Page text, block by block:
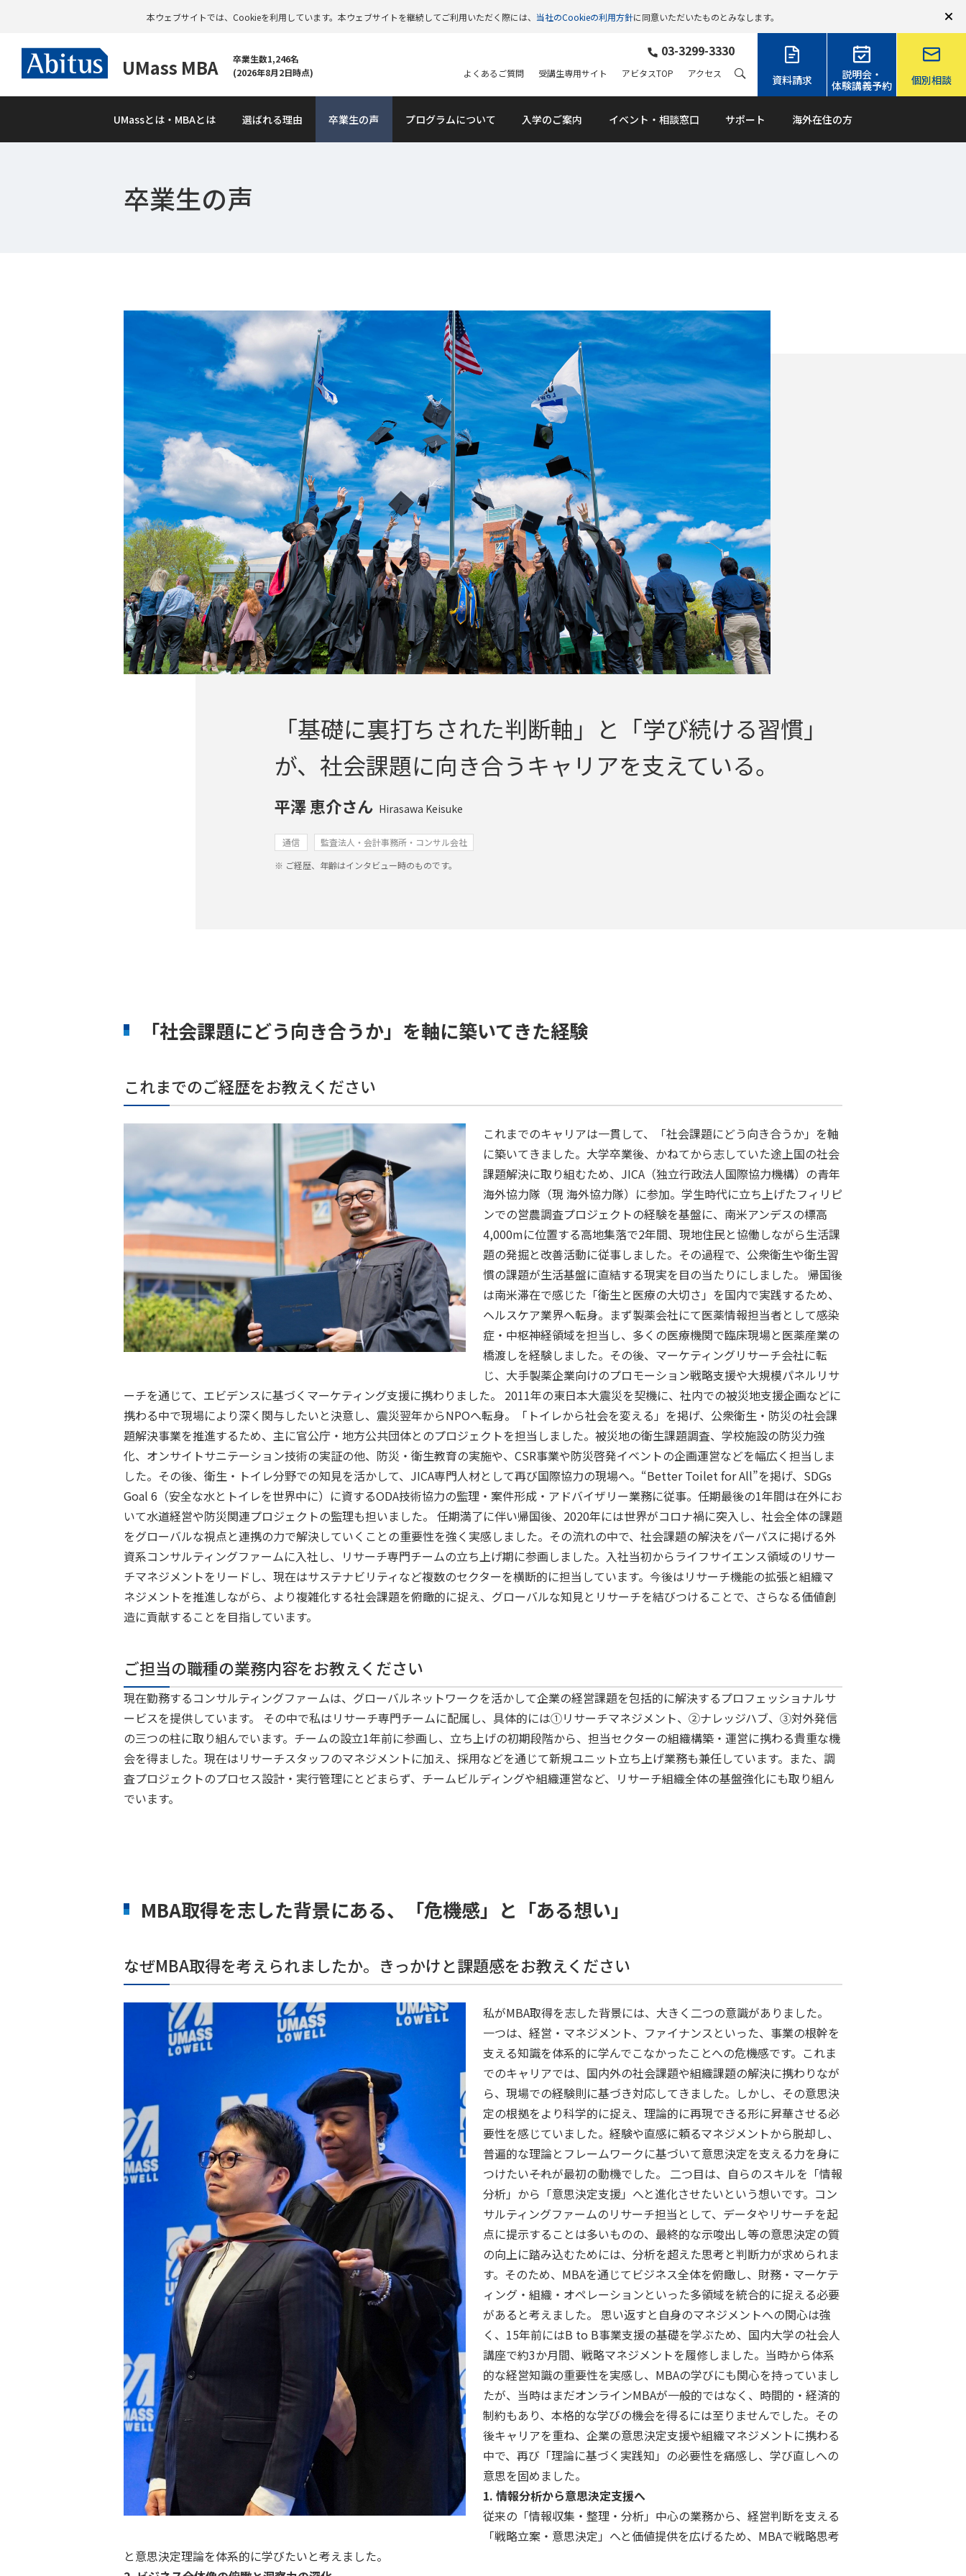
本ウェブサイトでは、Cookieを利用しています。本ウェブサイトを継続してご利用いただく際には、 当社のCookieの利用方針に同意いただいたものとみなします。
UMass MBA
卒業生数1,246名
(2026年8月2日時点)
資料請求
説明会・
体験講義予約
個別相談
03-3299-3330
UMassとは・MBAとは 選ばれる理由 卒業生の声 プログラムについて 入学のご案内 イベント・相談窓口 サポート 海外在住の方
よくあるご質問 受講生専用サイト アビタスTOP アクセス
卒業生の声
「基礎に裏打ちされた判断軸」と「学び続ける習慣」
が、社会課題に向き合うキャリアを支えている。
平澤 恵介さん Hirasawa Keisuke
通信
監査法人・会計事務所・コンサル会社
ご経歴、年齢はインタビュー時のものです。
「社会課題にどう向き合うか」を軸に築いてきた経験
これまでのご経歴をお教えください
これまでのキャリアは一貫して、「社会課題にどう向き合うか」を軸
に築いてきました。大学卒業後、かねてから志していた途上国の社会
課題解決に取り組むため、JICA（独立行政法人国際協力機構）の青年
海外協力隊（現 海外協力隊）に参加。学生時代に立ち上げたフィリピ
ンでの営農調査プロジェクトの経験を基盤に、南米アンデスの標高
4,000mに位置する高地集落で2年間、現地住民と協働しながら生活課
題の発掘と改善活動に従事しました。その過程で、公衆衛生や衛生習
慣の課題が生活基盤に直結する現実を目の当たりにしました。 帰国後
は南米滞在で感じた「衛生と医療の大切さ」を国内で実践するため、
ヘルスケア業界へ転身。まず製薬会社にて医薬情報担当者として感染
症・中枢神経領域を担当し、多くの医療機関で臨床現場と医薬産業の
橋渡しを経験しました。その後、マーケティングリサーチ会社に転
じ、大手製薬企業向けのプロモーション戦略支援や大規模パネルリサ
ーチを通じて、エビデンスに基づくマーケティング支援に携わりました。 2011年の東日本大震災を契機に、社内での被災地支援企画などに
携わる中で現場により深く関与したいと決意し、震災翌年からNPOへ転身。「トイレから社会を変える」を掲げ、公衆衛生・防災の社会課
題解決事業を推進するため、主に官公庁・地方公共団体とのプロジェクトを担当しました。被災地の衛生課題調査、学校施設の防災力強
化、オンサイトサニテーション技術の実証の他、防災・衛生教育の実施や、CSR事業や防災啓発イベントの企画運営などを幅広く担当しま
した。その後、衛生・トイレ分野での知見を活かして、JICA専門人材として再び国際協力の現場へ。“Better Toilet for All”を掲げ、SDGs
Goal 6（安全な水とトイレを世界中に）に資するODA技術協力の監理・案件形成・アドバイザリー業務に従事。任期最後の1年間は在外にお
いて水道経営や防災関連プロジェクトの監理も担いました。 任期満了に伴い帰国後、2020年には世界がコロナ禍に突入し、社会全体の課題
をグローバルな視点と連携の力で解決していくことの重要性を強く実感しました。その流れの中で、社会課題の解決をパーパスに掲げる外
資系コンサルティングファームに入社し、リサーチ専門チームの立ち上げ期に参画しました。入社当初からライフサイエンス領域のリサー
チマネジメントをリードし、現在はサステナビリティなど複数のセクターを横断的に担当しています。今後はリサーチ機能の拡張と組織マ
ネジメントを推進しながら、より複雑化する社会課題を俯瞰的に捉え、グローバルな知見とリサーチを結びつけることで、さらなる価値創
造に貢献することを目指しています。
ご担当の職種の業務内容をお教えください
現在勤務するコンサルティングファームは、グローバルネットワークを活かして企業の経営課題を包括的に解決するプロフェッショナルサ
ービスを提供しています。 その中で私はリサーチ専門チームに配属し、具体的には①リサーチマネジメント、②ナレッジハブ、③対外発信
の三つの柱に取り組んでいます。チームの設立1年前に参画し、立ち上げの初期段階から、担当セクターの組織構築・運営に携わる貴重な機
会を得ました。現在はリサーチスタッフのマネジメントに加え、採用などを通じて新規ユニット立ち上げ業務も兼任しています。また、調
査プロジェクトのプロセス設計・実行管理にとどまらず、チームビルディングや組織運営など、リサーチ組織全体の基盤強化にも取り組ん
でいます。
MBA取得を志した背景にある、「危機感」と「ある想い」
なぜMBA取得を考えられましたか。きっかけと課題感をお教えください
私がMBA取得を志した背景には、大きく二つの意識がありました。
一つは、経営・マネジメント、ファイナンスといった、事業の根幹を
支える知識を体系的に学んでこなかったことへの危機感です。これま
でのキャリアでは、国内外の社会課題や組織課題の解決に携わりなが
ら、現場での経験則に基づき対応してきました。しかし、その意思決
定の根拠をより科学的に捉え、理論的に再現できる形に昇華させる必
要性を感じていました。経験や直感に頼るマネジメントから脱却し、
普遍的な理論とフレームワークに基づいて意思決定を支える力を身に
つけたい――それが最初の動機でした。 二つ目は、自らのスキルを「情報
分析」から「意思決定支援」へと進化させたいという想いです。コン
サルティングファームのリサーチ担当として、データやリサーチを起
点に提示することは多いものの、最終的な示唆出し等の意思決定の質
の向上に踏み込むためには、分析を超えた思考と判断力が求められま
す。そのため、MBAを通じてビジネス全体を俯瞰し、財務・マーケテ
ィング・組織・オペレーションといった多領域を統合的に捉える必要
があると考えました。 思い返すと自身のマネジメントへの関心は強
く、15年前にはB to B事業支援の基礎を学ぶため、国内大学の社会人
講座で約3か月間、戦略マネジメントを履修しました。当時から体系
的な経営知識の重要性を実感し、MBAの学びにも関心を持っていまし
たが、当時はまだオンラインMBAが一般的ではなく、時間的・経済的
制約もあり、本格的な学びの機会を得るには至りませんでした。その
後キャリアを重ね、企業の意思決定支援や組織マネジメントに携わる
中で、再び「理論に基づく実践知」の必要性を痛感し、学び直しへの
意思を固めました。
1. 情報分析から意思決定支援へ
従来の「情報収集・整理・分析」中心の業務から、経営判断を支える
「戦略立案・意思決定」へと価値提供を広げるため、MBAで戦略思考
と意思決定理論を体系的に学びたいと考えました。